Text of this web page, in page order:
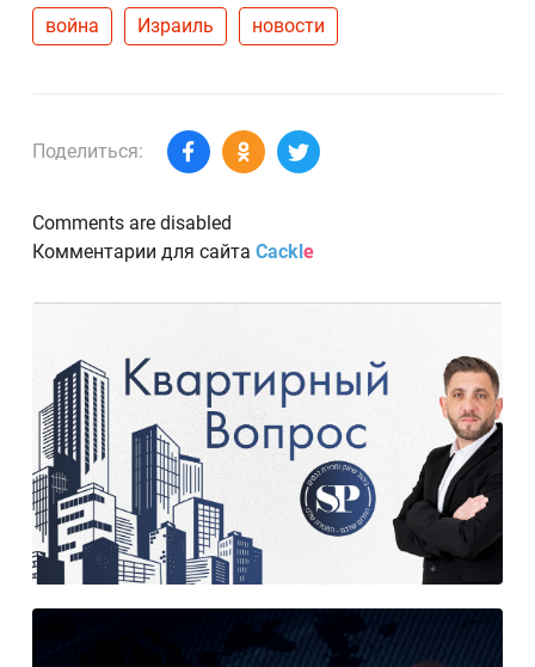
война Израиль новости
Поделиться:
Comments are disabled
Комментарии для сайта Cackle